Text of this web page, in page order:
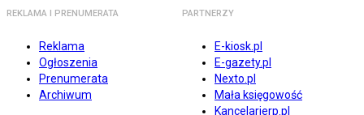
REKLAMA I PRENUMERATA
Reklama
Ogłoszenia
Prenumerata
Archiwum
PARTNERZY
E-kiosk.pl
E-gazety.pl
Nexto.pl
Mała księgowość
Kancelarierp.pl